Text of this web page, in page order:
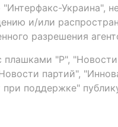
"Интерфакс-Украина",
и/или
разрешения
плашками "Р",
партий",
при поддержке"